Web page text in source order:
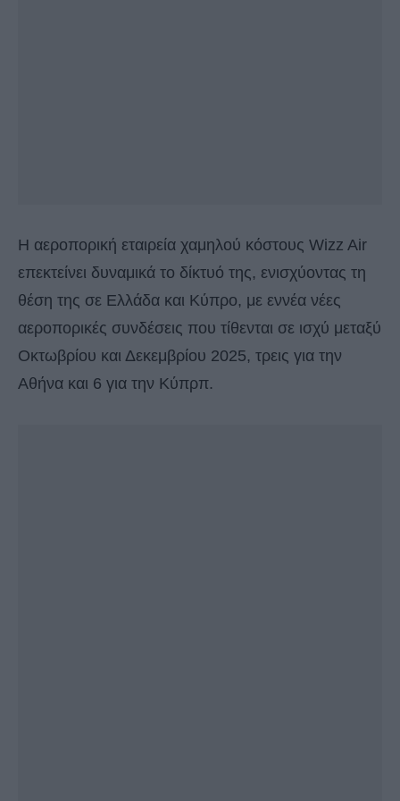
Η αεροπορική εταιρεία χαμηλού κόστους Wizz Air
επεκτείνει δυναμικά το δίκτυό της, ενισχύοντας τη
θέση της σε Ελλάδα και Κύπρο, με εννέα νέες
αεροπορικές συνδέσεις που τίθενται σε ισχύ μεταξύ
Οκτωβρίου και Δεκεμβρίου 2025, τρεις για την
Αθήνα και 6 για την Κύπρπ.